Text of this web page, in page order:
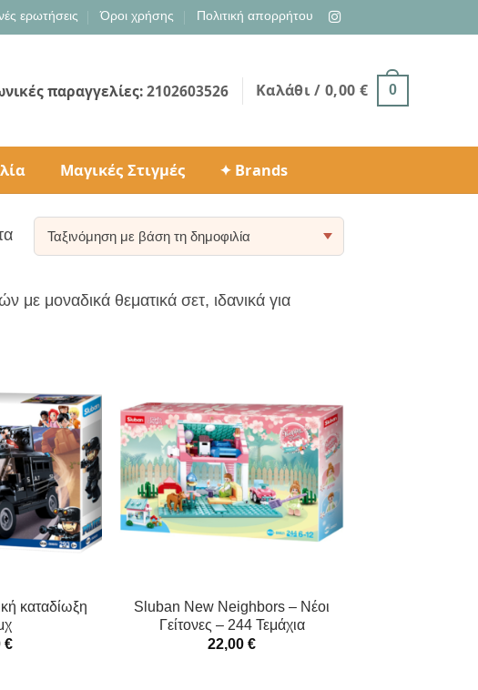
ερωτήσεις Όροι χρήσης Πολιτική απορρήτου
παραγγελίες:2102603526 Καλάθι / 0,00 € 0
Μαγικές Στιγμές ✦ Brands
Sorted
μοναδικά θεματικά σετ, ιδανικά για
καταδίωξη
€
Sluban New Neighbors – Νέοι
Γείτονες – 244 Τεμάχια
22,00€